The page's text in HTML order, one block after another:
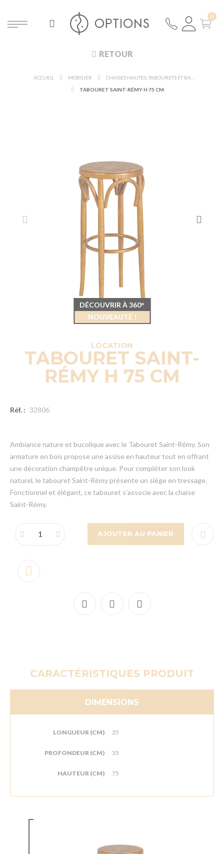
RETOUR
ACCUEIL MOBILIER
TABOURET SAINT-RÉMY H 75 CM
LOCATION
TABOURET SAINT-
RÉMY H 75 CM
Réf. : 32806
Ambiance nature et bucolique avec le Tabouret Saint-Rémy. Son
armature en bois propose une assise en hauteur tout en offrant
une décoration champêtre unique. Pour compléter son look
naturel, le tabouret Saint-Rémy présente un siège en tressage.
Fonctionnel et élégant, ce tabouret s'associe avec la chaise
Saint-Rémy.
AJOUTER AU PANIER
DÉCOUVRIR À 360°
NOUVEAUTÉ !
CARACTÉRISTIQUES PRODUIT
DIMENSIONS
LONGUEUR (CM) 35
PROFONDEUR (CM) 35
HAUTEUR (CM) 75